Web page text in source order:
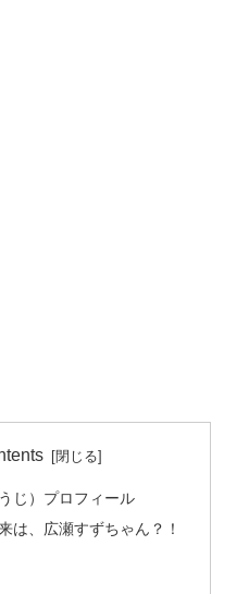
じ）プロフィール
は、広瀬すずちゃん？！